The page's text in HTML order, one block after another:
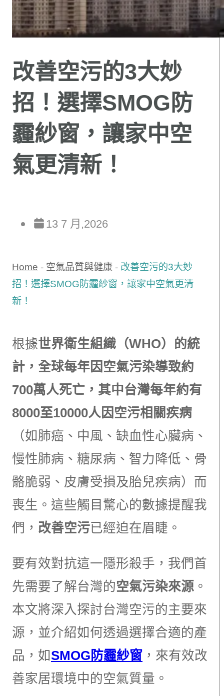
改善空污的3大妙
招！選擇SMOG防
霾紗窗，讓家中空
氣更清新！
13 7 月,2026
Home - 空氣品質與健康 - 改善空污的3大妙
招！選擇SMOG防霾紗窗，讓家中空氣更清
新！
根據世界衛生組織（WHO）的統
計，全球每年因空氣污染導致約
700萬人死亡，其中台灣每年約有
8000至10000人因空污相關疾病
（如肺癌、中風、缺血性心臟病、
慢性肺病、糖尿病、智力降低、骨
骼脆弱、皮膚受損及胎兒疾病）而
喪生。這些觸目驚心的數據提醒我
們， 改善空污已經迫在眉睫。
要有效對抗這一隱形殺手，我們首
先需要了解台灣的空氣污染來源 。
本文將深入探討台灣空污的主要來
源，並介紹如何透過選擇合適的產
品，如SMOG防霾紗窗 ，來有效改
善家居環境中的空氣質量。